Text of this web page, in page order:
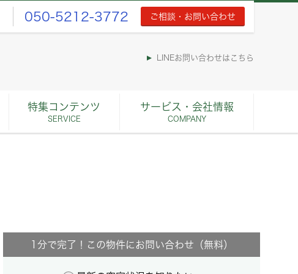
050-5212-3772 ご相談・お問い合わせ
LINEお問い合わせはこちら
特集コンテンツ
SERVICE
サービス・会社情報
COMPANY
1分で完了！この物件にお問い合わせ（無料）